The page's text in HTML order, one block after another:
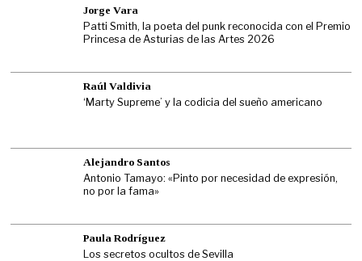
Jorge Vara
Patti Smith, la poeta del punk reconocida con el Premio
Princesa de Asturias de las Artes 2026
Raúl Valdivia
‘Marty Supreme’ y la codicia del sueño americano
Alejandro Santos
Antonio Tamayo: «Pinto por necesidad de expresión,
no por la fama»
Paula Rodríguez
Los secretos ocultos de Sevilla